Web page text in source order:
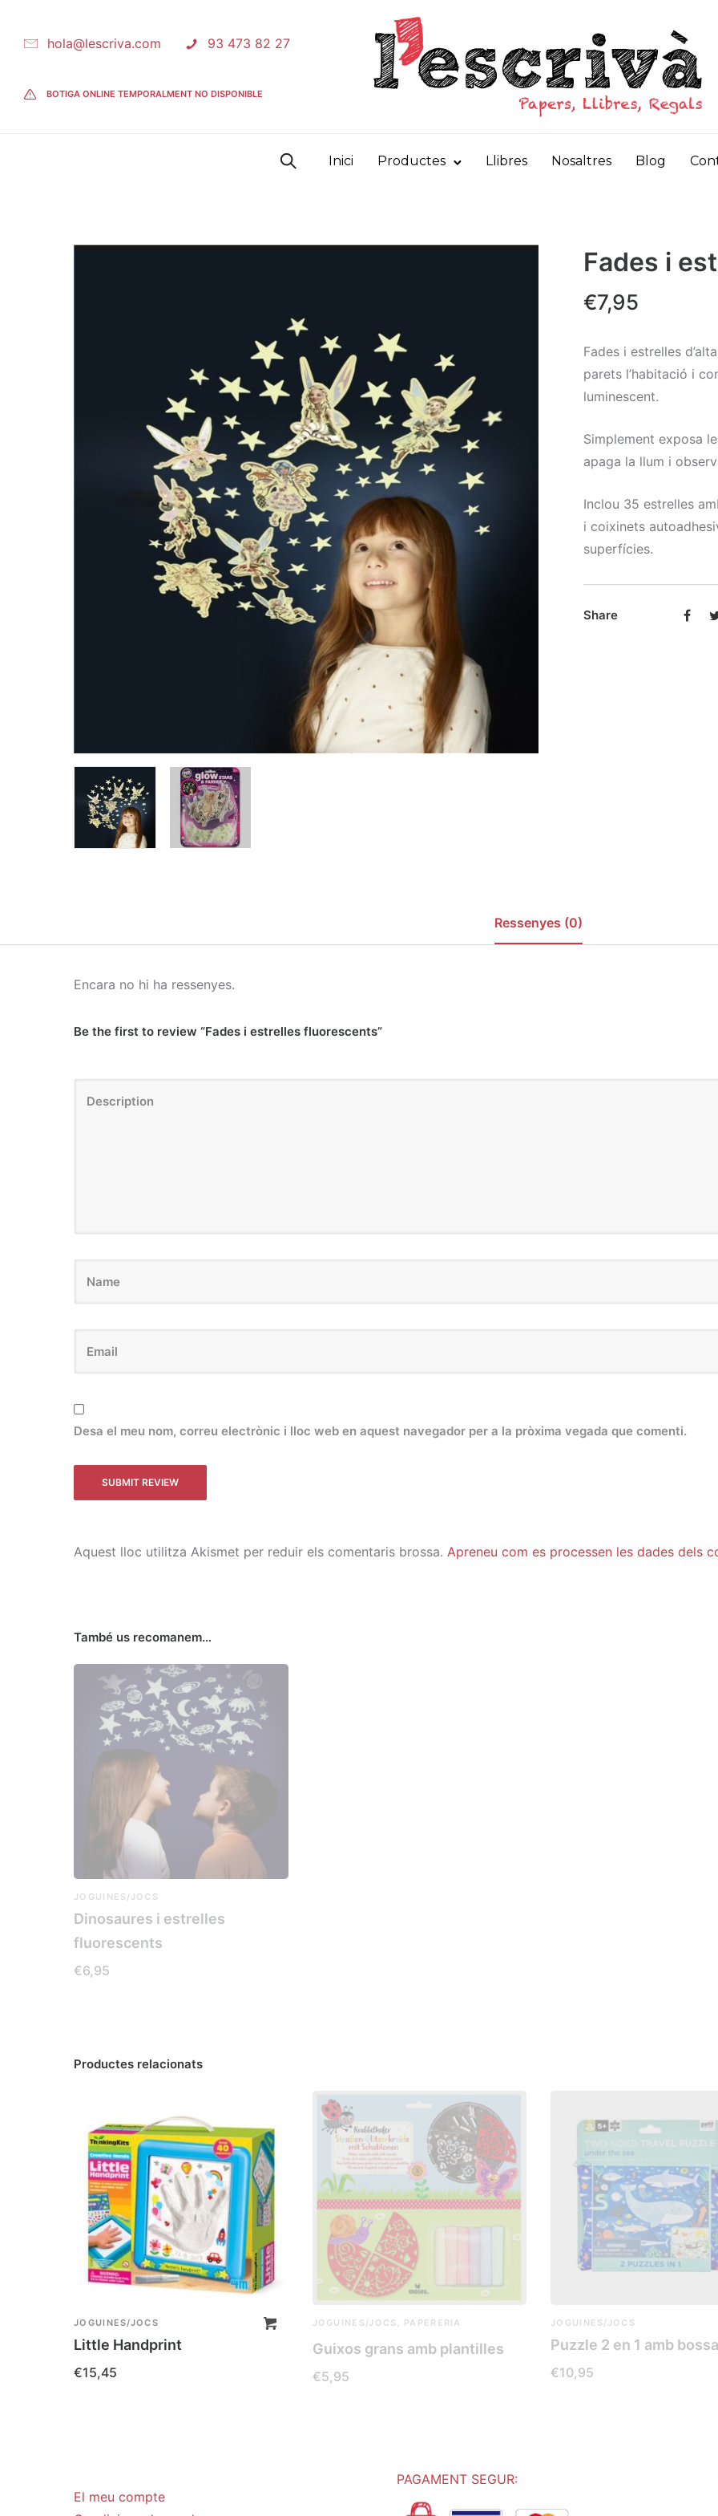
hola@lescriva.com 93 473 82 27
BOTIGA ONLINE TEMPORALMENT NO DISPONIBLE
Inici Productes Llibres Nosaltres Blog
Fades i
€7,95
Fades i estrelles
parets l’habitació i
luminescent.
Simplement exposa
apaga la llum i
Inclou 35 estrelles
i coixinets
superfícies.
Share
Ressenyes (0)
Encara no hi ha ressenyes.
Be the first to review “Fades i estrelles fluorescents”
Desa el meu nom, correu electrònic i lloc web en aquest navegador per a la pròxima vegada que comenti.
Aquest lloc utilitza Akismet per reduir els comentaris brossa. Apreneu com es processen les dades dels
També us recomanem…
JOGUINES/JOCS
Dinosaures i estrelles
fluorescents
€6,95
Productes relacionats
JOGUINES/JOCS
Little Handprint
€15,45
JOGUINES/JOCS , PAPERERIA
Guixos grans amb plantilles
€5,95
JOGUINES/JOCS
Puzzle 2 en 1 amb bossa
€10,95
Les
El meu compte
PAGAMENT SEGUR: